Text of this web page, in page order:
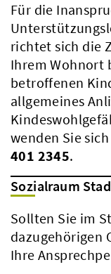
Für die
richtet sich die
Ihrem Wohnort
betroffenen
allgemeines
wenden Sie
401 2345.
Sozialraum
Sollten Sie im
dazugehörigen
Ihre